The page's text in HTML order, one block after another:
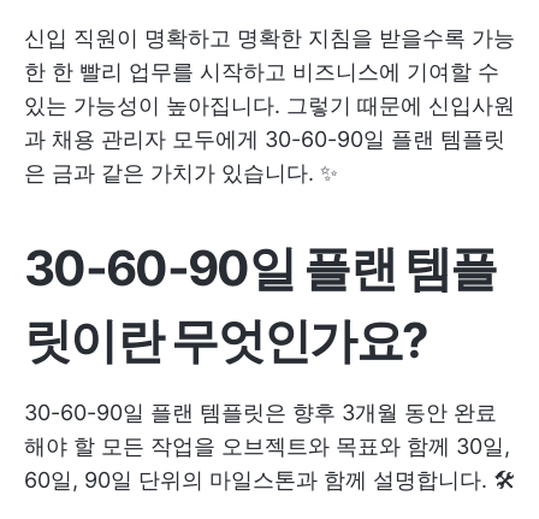
신입 직원이 명확하고 명확한 지침을 받을수록 가능
한 한 빨리 업무를 시작하고 비즈니스에 기여할 수
있는 가능성이 높아집니다. 그렇기 때문에 신입사원
과 채용 관리자 모두에게 30-60-90일 플랜 템플릿
은 금과 같은 가치가 있습니다. ✨
30-60-90일 플랜 템플
릿이란 무엇인가요?
30-60-90일 플랜 템플릿은 향후 3개월 동안 완료
해야 할 모든 작업을 오브젝트와 목표와 함께 30일,
60일, 90일 단위의 마일스톤과 함께 설명합니다. 🛠️